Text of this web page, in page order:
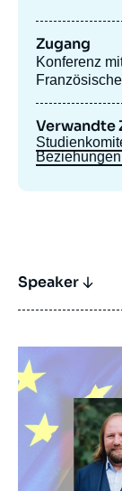
Zugang
Konferenz
Verwandte
Speaker